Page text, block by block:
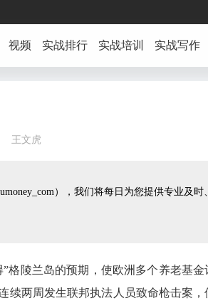
视频 实战排行 实战培训 实战写作
王文虎
），我们将每日为您提供专业及时
格陵兰岛的预期，使欧洲多个养老基金
续两周发生联邦执法人员致命枪击案，